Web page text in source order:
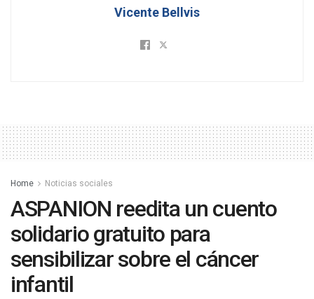
Vicente Bellvis
Home Noticias sociales
ASPANION reedita un cuento
solidario gratuito para
sensibilizar sobre el cáncer
infantil